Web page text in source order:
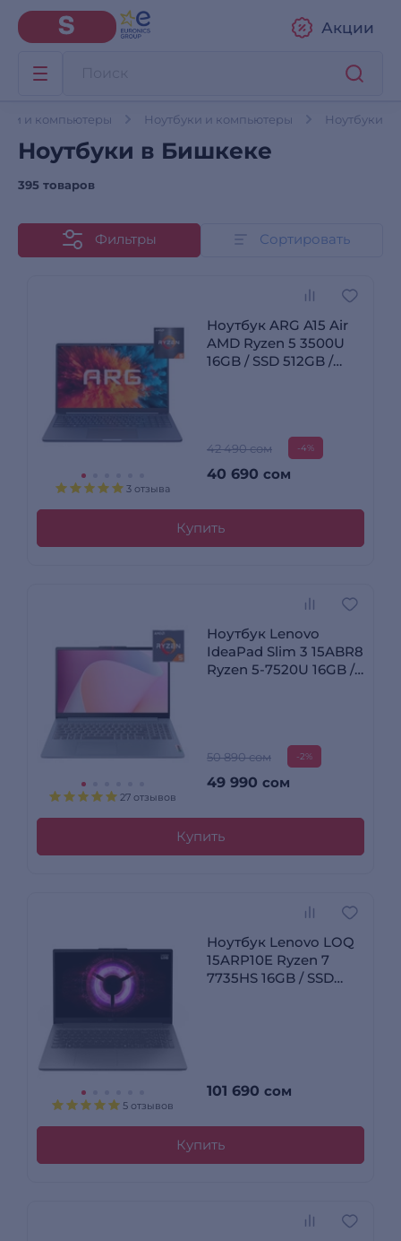
Акции
и компьютеры Ноутбуки и компьютеры Ноутбуки
Ноутбуки в Бишкеке
395 товаров
Фильтры Сортировать
3 отзыва
Ноутбук ARG A15 Air
AMD Ryzen 5 3500U
16GB / SSD 512GB /
42 490 сом -4%
40 690 сом
Купить
27 отзывов
Ноутбук Lenovo
IdeaPad Slim 3 15ABR8
Ryzen 5-7520U 16GB /
50 890 сом -2%
49 990 сом
Купить
5 отзывов
Ноутбук Lenovo LOQ
15ARP10E Ryzen 7
7735HS 16GB / SSD
101 690 сом
Купить